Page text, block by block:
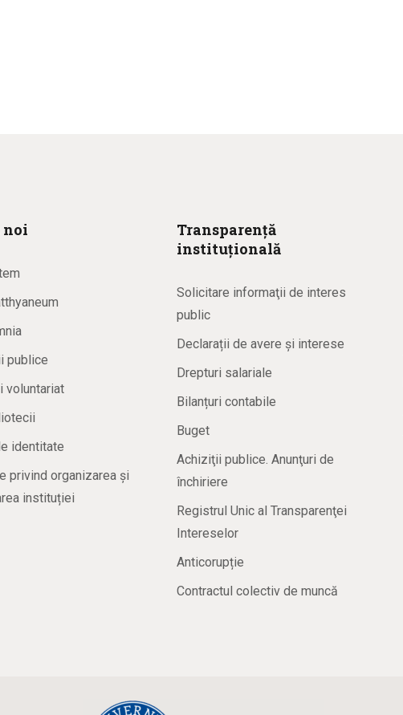
noi
publice
voluntariat
identitate
privind organizarea și
instituției
Transparență
instituțională
Solicitare informaţii de interes
public
Declarații de avere și interese
Drepturi salariale
Bilanțuri contabile
Buget
Achiziţii publice. Anunţuri de
închiriere
Registrul Unic al Transparenţei
Intereselor
Anticorupție
Contractul colectiv de muncă